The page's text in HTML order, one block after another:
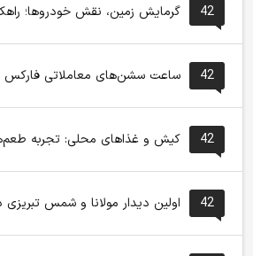
42 گرمایش زمین، نقش خودروها؛
42 ساعت سشن‌های معاملاتی فارکس
42 کیش و غذاهای محلی: تجربه
42 اولین دیدار مولانا و شمس